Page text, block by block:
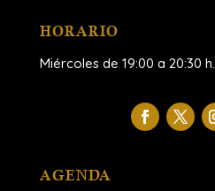
HORARIO
Miércoles de 19:00 a 20:30 h.
AGENDA